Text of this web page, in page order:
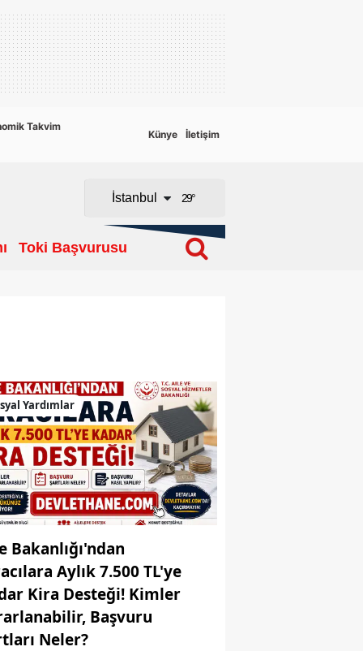
Takvim
Künye İletişim
İstanbul
Adana
Adıyaman
Bilecik
Bingöl
Bitlis
Bolu
Burdur
Çanakkale
Çankırı
29°
Toki Başvurusu
Yardımlar
Bakanlığı'ndan
Aylık 7.500 TL'ye
Kira Desteği! Kimler
Başvuru
Neler?